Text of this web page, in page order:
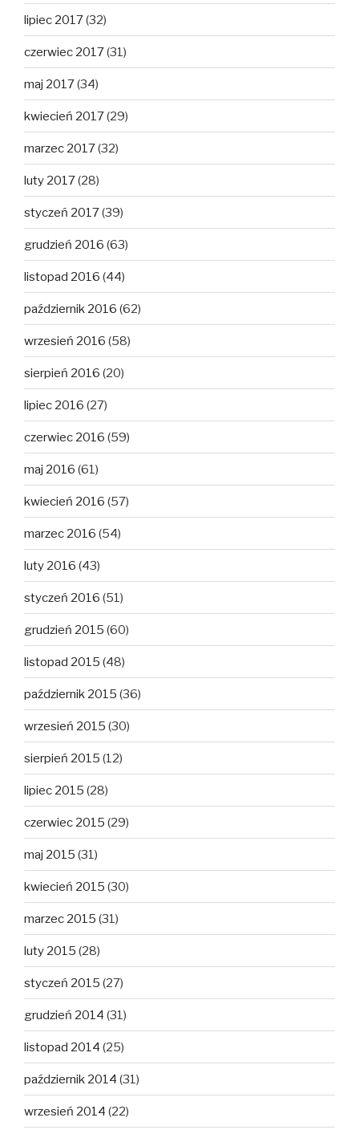
lipiec 2017(32)
czerwiec 2017(31)
maj 2017(34)
kwiecień 2017(29)
marzec 2017(32)
luty 2017(28)
styczeń 2017(39)
grudzień 2016 (63)
listopad 2016 (44)
październik 2016 (62)
wrzesień 2016 (58)
sierpień 2016 (20)
lipiec 2016 (27)
czerwiec 2016 (59)
maj 2016 (61)
kwiecień 2016 (57)
marzec 2016 (54)
luty 2016 (43)
styczeń 2016 (51)
grudzień 2015 (60)
listopad 2015 (48)
październik 2015 (36)
wrzesień 2015 (30)
sierpień 2015 (12)
lipiec 2015 (28)
czerwiec 2015 (29)
maj 2015 (31)
kwiecień 2015 (30)
marzec 2015 (31)
luty 2015 (28)
styczeń 2015 (27)
grudzień 2014 (31)
listopad 2014 (25)
październik 2014 (31)
wrzesień 2014 (22)